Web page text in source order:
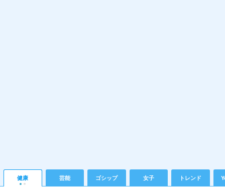
健康 芸能 ゴシップ 女子 トレンド